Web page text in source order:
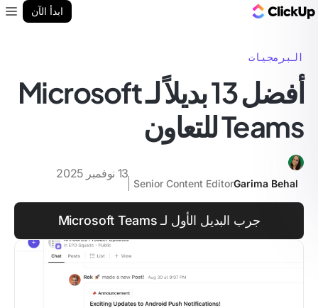
ابدأ الآن
البرمجيات
أفضل 13 بديلاً لـ Microsoft
Teams للتعاون
Garima Behal
Senior Content Editor
13 نوفمبر 2025
جرب البديل الأول لـ Microsoft Teams